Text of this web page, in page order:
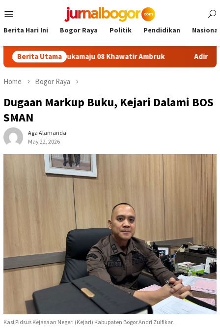
to
Menu
Berita Hari Ini Bogor Raya Politik Pendidikan Nasional
Berita Utama
SDN Sukamaju 08 Khawatir Ambruk Adira Expo
Home Bogor Raya
Dugaan Markup Buku, Kejari Dalami BOS
SMAN
Aga Alamanda
May 22, 2026
Kasi Pidsus Kejasaan Negeri (Kejari) Kabupaten Bogor Andri Zulfikar.